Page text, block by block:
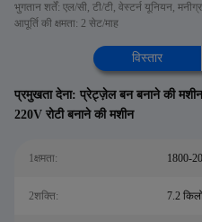
भुगतान शर्तें: एल/सी, टी/टी, वेस्टर्न यूनियन,
आपूर्ति की क्षमता: 2 सेट/माह
विस्तार
प्रमुखता देना: प्रेट्ज़ेल बन बनाने की मशीन
220V रोटी बनाने की मशीन
1क्षमता: 1800-
2शक्ति: 7.2